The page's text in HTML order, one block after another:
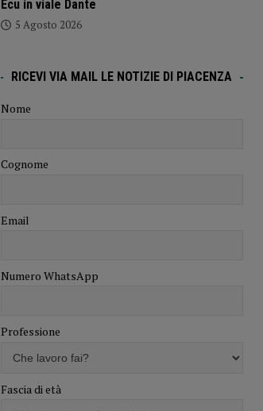
Ecu in viale Dante
5 Agosto 2026
RICEVI VIA MAIL LE NOTIZIE DI PIACENZA
Nome
Cognome
Email
Numero WhatsApp
Professione
Fascia di età